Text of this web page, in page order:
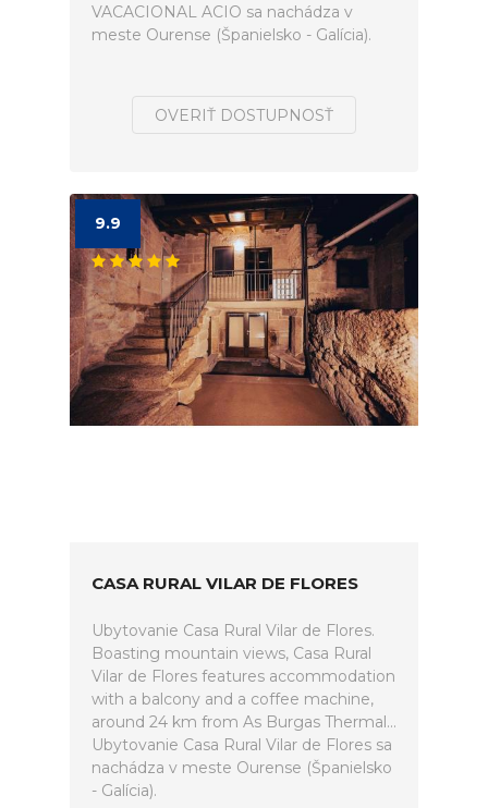
VACACIONAL ACIO sa nachádza v
meste Ourense (Španielsko - Galícia).
OVERIŤ DOSTUPNOSŤ
9.9
CASA RURAL VILAR DE FLORES
Ubytovanie Casa Rural Vilar de Flores.
Boasting mountain views, Casa Rural
Vilar de Flores features accommodation
with a balcony and a coffee machine,
around 24 km from As Burgas Thermal...
Ubytovanie Casa Rural Vilar de Flores sa
nachádza v meste Ourense (Španielsko
- Galícia).